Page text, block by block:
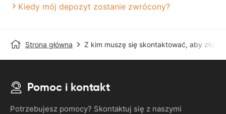
Kiedy mój depozyt zostanie zwrócony?
Strona główna Z kim muszę się skontaktować, aby
Pomoc i kontakt
Potrzebujesz pomocy? Skontaktuj się z naszymi